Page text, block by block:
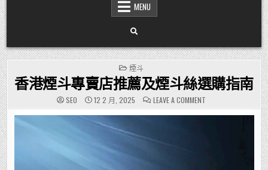
MENU
POSTED
IN
煙斗
香港煙斗專賣店推薦及煙斗絲選購指南
SEO 12 2 月, 2025 LEAVE A COMMENTON
香
港